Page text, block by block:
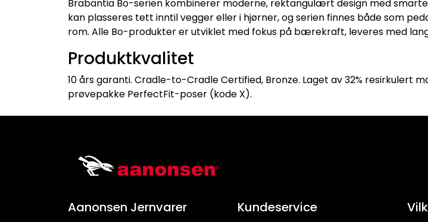
Brabantia Bo-serien kombinerer moderne, rektangulært design med
kan plasseres tett inntil vegger eller i hjørner, og serien finnes både som
rom. Alle Bo-produkter er utviklet med fokus på bærekraft, leveres med
Produktkvalitet
10 års garanti. Cradle-to-Cradle Certified, Bronze. Laget av 32% resirkulert
prøvepakke PerfectFit-poser (kode X).
Aanonsen Jernvarer Kundeservice